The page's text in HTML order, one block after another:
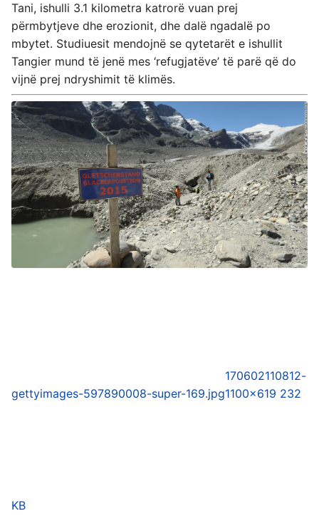
Tani, ishulli 3.1 kilometra katrorë vuan prej
përmbytjeve dhe erozionit, dhe dalë ngadalë po
mbytet. Studiuesit mendojnë se qytetarët e ishullit
Tangier mund të jenë mes ‘refugjatëve’ të parë që do
vijnë prej ndryshimit të klimës.
170602110812-
gettyimages-597890008-super-169.jpg1100×619 232
KB